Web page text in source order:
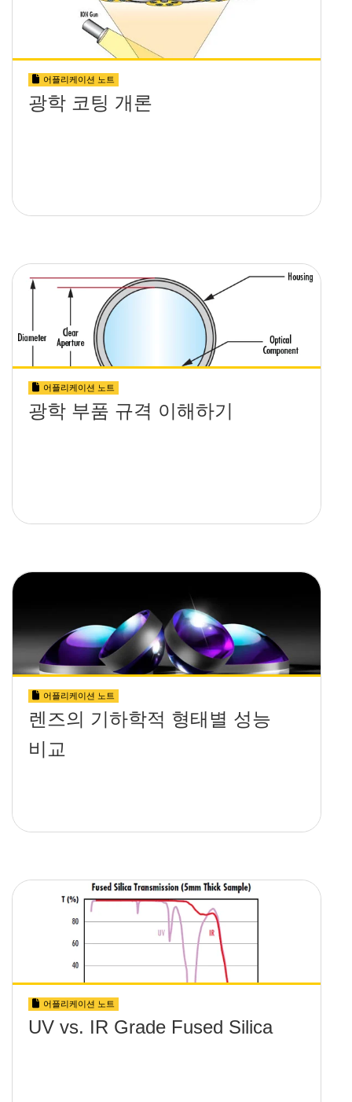
어플리케이션 노트
광학 코팅 개론
어플리케이션 노트
광학 부품 규격 이해하기
어플리케이션 노트
렌즈의 기하학적 형태별 성능
비교
어플리케이션 노트
UV vs. IR Grade Fused Silica